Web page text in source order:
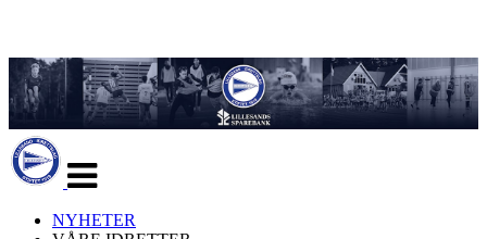
navigasjon
NYHETER